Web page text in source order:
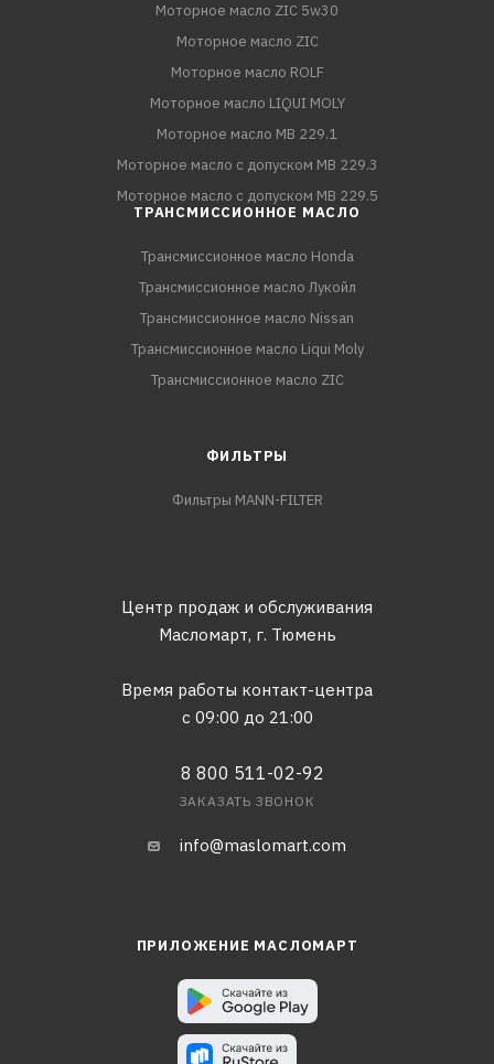
Моторное масло ZIC 5w30
Моторное масло ZIC
Моторное масло ROLF
Моторное масло LIQUI MOLY
Моторное масло MB 229.1
Моторное масло с допуском MB 229.3
Моторное масло с допуском MB 229.5
ТРАНСМИССИОННОЕ МАСЛО
Трансмиссионное масло Honda
Трансмиссионное масло Лукойл
Трансмиссионное масло Nissan
Трансмиссионное масло Liqui Moly
Трансмиссионное масло ZIC
ФИЛЬТРЫ
Фильтры MANN-FILTER
Центр продаж и обслуживания
Масломарт, г. Тюмень
Время работы контакт-центра
с 09:00 до 21:00
8 800 511-02-92
ЗАКАЗАТЬ ЗВОНОК
info@maslomart.com
ПРИЛОЖЕНИЕ МАСЛОМАРТ